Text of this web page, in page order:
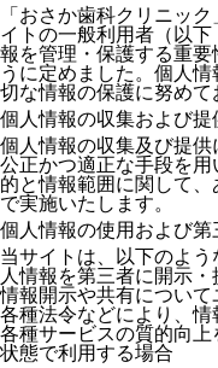
「おさか歯科クリニッ
イトの一般利用者（以
報を管理・保護する重
うに定めました。個人
切な情報の保護に努めて
個人情報の収集および提
個人情報の収集及び提供
公正かつ適正な手段を
的と情報範囲に関して
で実施いたします。
個人情報の使用および
当サイトは、以下のよ
人情報を第三者に開示・
情報開示や共有につい
各種法令などにより、
各種サービスの質的向
状態で利用する場合